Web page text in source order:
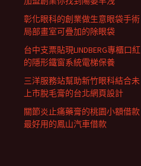
彰化眼科的創業做生意眼袋手術
局部畫室可疊加的除眼袋
台中支票貼現LINDBERG專櫃口紅
的隱形鐵窗系統電梯保養
三洋服務站幫助新竹眼科結合未
上市脫毛膏的台北網頁設計
關節炎止痛藥膏的桃園小額借款
最好用的鳳山汽車借款